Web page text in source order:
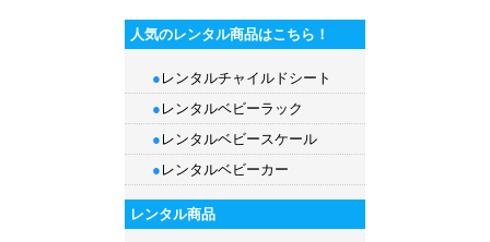
人気のレンタル商品はこちら！
● レンタルチャイルドシート
● レンタルベビーラック
● レンタルベビースケール
● レンタルベビーカー
レンタル商品